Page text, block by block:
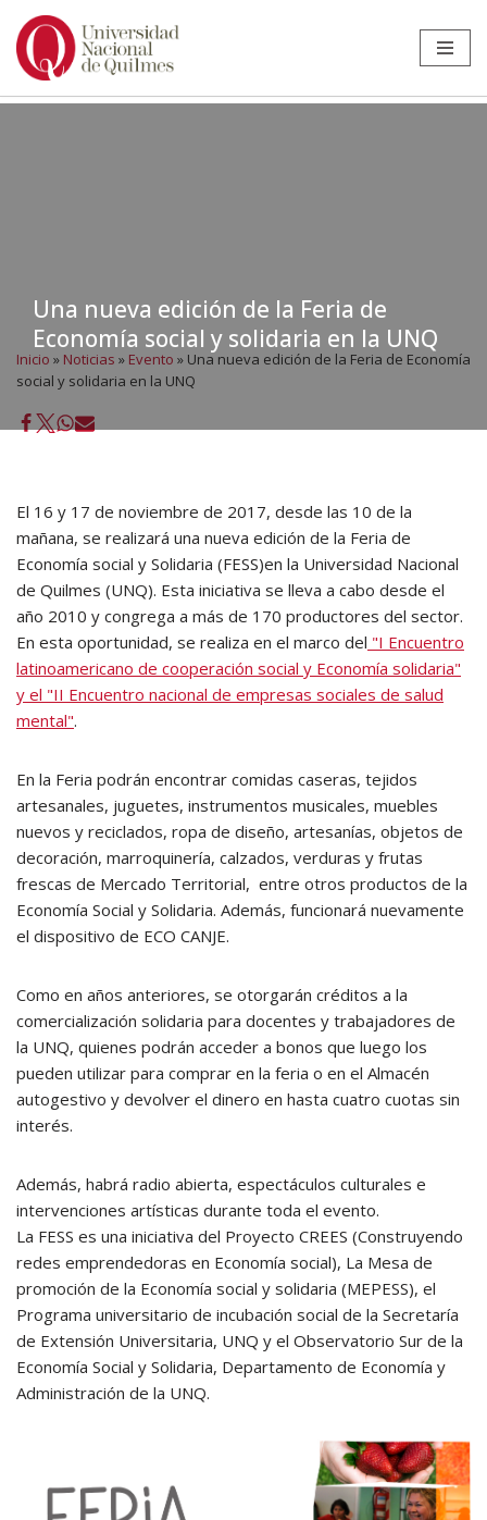
Ir
Una nueva edición de la Feria de
Economía social y solidaria en la UNQ
Inicio » Noticias » Evento » Una nueva edición de la Feria de Economía
social y solidaria en la UNQ
El 16 y 17 de noviembre de 2017, desde las 10 de la
mañana, se realizará una nueva edición de la Feria de
Economía social y Solidaria (FESS)en la Universidad Nacional
de Quilmes (UNQ). Esta iniciativa se lleva a cabo desde el
año 2010 y congrega a más de 170 productores del sector.
En esta oportunidad, se realiza en el marco del "I Encuentro
latinoamericano de cooperación social y Economía solidaria"
y el "II Encuentro nacional de empresas sociales de salud
mental".
En la Feria podrán encontrar comidas caseras, tejidos
artesanales, juguetes, instrumentos musicales, muebles
nuevos y reciclados, ropa de diseño, artesanías, objetos de
decoración, marroquinería, calzados, verduras y frutas
frescas de Mercado Territorial, entre otros productos de la
Economía Social y Solidaria. Además, funcionará nuevamente
el dispositivo de ECO CANJE.
Como en años anteriores, se otorgarán créditos a la
comercialización solidaria para docentes y trabajadores de
la UNQ, quienes podrán acceder a bonos que luego los
pueden utilizar para comprar en la feria o en el Almacén
autogestivo y devolver el dinero en hasta cuatro cuotas sin
interés.
Además, habrá radio abierta, espectáculos culturales e
intervenciones artísticas durante toda el evento.
La FESS es una iniciativa del Proyecto CREES (Construyendo
redes emprendedoras en Economía social), La Mesa de
promoción de la Economía social y solidaria (MEPESS), el
Programa universitario de incubación social de la Secretaría
de Extensión Universitaria, UNQ y el Observatorio Sur de la
Economía Social y Solidaria, Departamento de Economía y
Administración de la UNQ.